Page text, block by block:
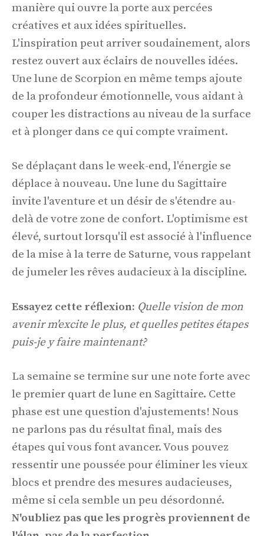
manière qui ouvre la porte aux percées
créatives et aux idées spirituelles.
L'inspiration peut arriver soudainement, alors
restez ouvert aux éclairs de nouvelles idées.
Une lune de Scorpion en même temps ajoute
de la profondeur émotionnelle, vous aidant à
couper les distractions au niveau de la surface
et à plonger dans ce qui compte vraiment.
Se déplaçant dans le week-end, l'énergie se
déplace à nouveau. Une lune du Sagittaire
invite l'aventure et un désir de s'étendre au-
delà de votre zone de confort. L'optimisme est
élevé, surtout lorsqu'il est associé à l'influence
de la mise à la terre de Saturne, vous rappelant
de jumeler les rêves audacieux à la discipline.
Essayez cette réflexion: Quelle vision de mon
avenir m'excite le plus, et quelles petites étapes
puis-je y faire maintenant?
La semaine se termine sur une note forte avec
le premier quart de lune en Sagittaire. Cette
phase est une question d'ajustements! Nous
ne parlons pas du résultat final, mais des
étapes qui vous font avancer. Vous pouvez
ressentir une poussée pour éliminer les vieux
blocs et prendre des mesures audacieuses,
même si cela semble un peu désordonné.
N'oubliez pas que les progrès proviennent de